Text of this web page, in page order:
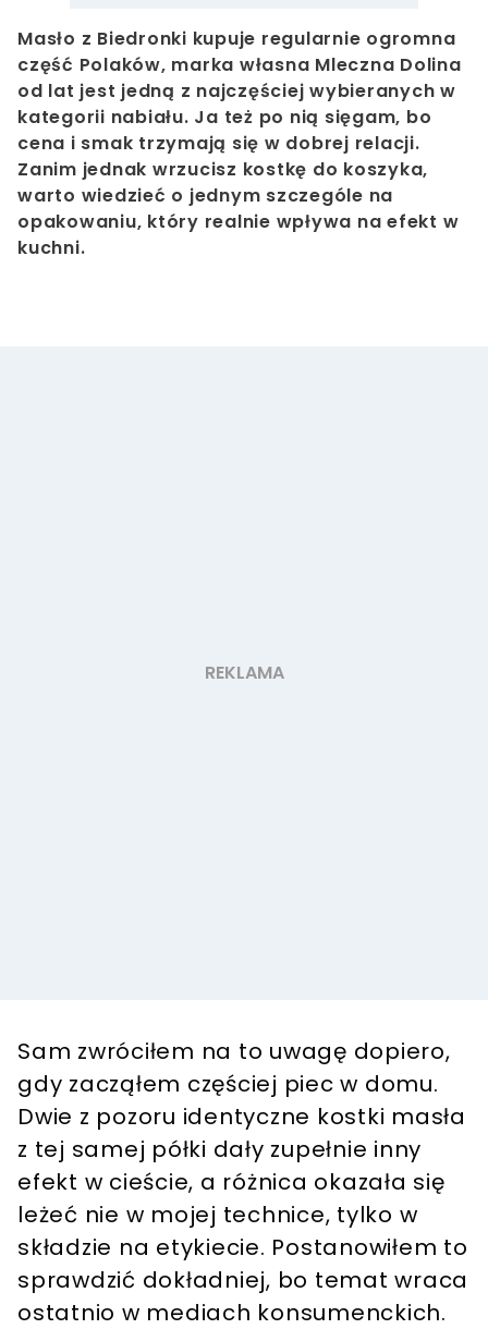
Masło z Biedronki kupuje regularnie ogromna
część Polaków, marka własna Mleczna Dolina
od lat jest jedną z najczęściej wybieranych w
kategorii nabiału. Ja też po nią sięgam, bo
cena i smak trzymają się w dobrej relacji.
Zanim jednak wrzucisz kostkę do koszyka,
warto wiedzieć o jednym szczególe na
opakowaniu, który realnie wpływa na efekt w
kuchni.
Sam zwróciłem na to uwagę dopiero,
gdy zacząłem częściej piec w domu.
Dwie z pozoru identyczne kostki masła
z tej samej półki dały zupełnie inny
efekt w cieście, a różnica okazała się
leżeć nie w mojej technice, tylko w
składzie na etykiecie. Postanowiłem to
sprawdzić dokładniej, bo temat wraca
ostatnio w mediach konsumenckich.